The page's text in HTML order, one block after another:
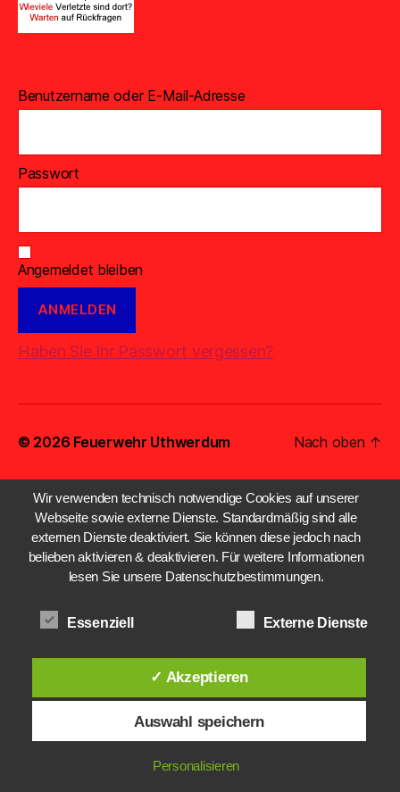
Benutzername oder E-Mail-Adresse
Passwort
Angemeldet bleiben
Haben Sie Ihr Passwort vergessen?
© 2026 Feuerwehr Uthwerdum Nach oben ↑
Wir verwenden technisch notwendige Cookies auf unserer
Webseite sowie externe Dienste. Standardmäßig sind alle
externen Dienste deaktiviert. Sie können diese jedoch nach
belieben aktivieren & deaktivieren. Für weitere Informationen
lesen Sie unsere Datenschutzbestimmungen.
Essenziell Externe Dienste
✓ Akzeptieren
Auswahl speichern
Personalisieren